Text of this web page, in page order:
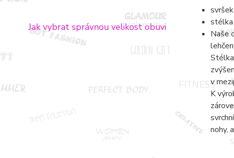
Jak vybrat správnou velikost obuvi
stélka
Naše
v
K
nohy,